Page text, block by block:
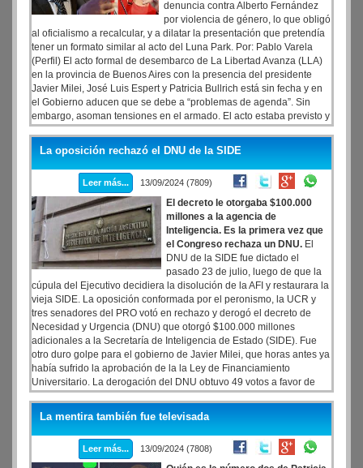
denuncia contra Alberto Fernández
por violencia de género, lo que obligó
al oficialismo a recalcular, y a dilatar la presentación que pretendía
tener un formato similar al acto del Luna Park. Por: Pablo Varela
(Perfil) El acto formal de desembarco de La Libertad Avanza (LLA)
en la provincia de Buenos Aires con la presencia del presidente
Javier Milei, José Luis Espert y Patricia Bullrich está sin fecha y en
el Gobierno aducen que se debe a “problemas de agenda”. Sin
embargo, asoman tensiones en el armado. El acto estaba previsto y
confirmado para el pasado 20 de agosto en La Plata, cuando
estalló la denuncia contra Alberto Fernández por violencia de
género, lo que obligó al oficialismo a recalcular, y a dilatar la
presentación que pretendía tener un formato similar al acto del
La oposición rechazó el DNU de la SIDE
Leer más... 13/09/2024 (7809)
El decreto le otorgaba $100.000
millones a la agencia de
Inteligencia. Es la primera vez que
el Congreso rechaza un DNU. El
DNU de la SIDE fue dictado el
pasado 23 de julio, luego de que la
cúpula del Ejecutivo decidiera la disolución de la AFI y restaurara la
vieja SIDE. La oposición conformada por el peronismo, la UCR y
tres senadores del PRO votó en rechazo y derogó el decreto de
Necesidad y Urgencia (DNU) que otorgó $100.000 millones
adicionales a la Secretaría de Inteligencia de Estado (SIDE). Fue
otro duro golpe para el gobierno de Javier Milei, que horas antes ya
había sufrido la aprobación de la la Ley de Financiamiento
Universitario. La derogación del DNU obtuvo 49 votos a favor de
Unión por la Patria, la Unión Cívica Radical
La mentira también fue televisada
Leer más... 13/09/2024 (7808)